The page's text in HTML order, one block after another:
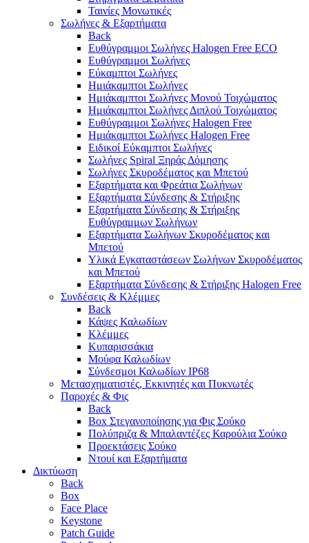
Ταινίες Μονωτικές
Σωλήνες & Εξαρτήματα
Back
Ευθύγραμμοι Σωλήνες Halogen Free ECO
Ευθύγραμμοι Σωλήνες
Εύκαμπτοι Σωλήνες
Ημιάκαμπτοι Σωλήνες
Ημιάκαμπτοι Σωλήνες Μονού Τοιχώματος
Ημιάκαμπτοι Σωλήνες Διπλού Τοιχώματος
Ευθύγραμμοι Σωλήνες Halogen Free
Ημιάκαμπτοι Σωλήνες Halogen Free
Ειδικοί Εύκαμπτοι Σωλήνες
Σωλήνες Spiral Ξηράς Δόμησης
Σωλήνες Σκυροδέματος και Μπετού
Εξαρτήματα και Φρεάτια Σωλήνων
Εξαρτήματα Σύνδεσης & Στήριξης
Εξαρτήματα Σύνδεσης & Στήριξης
Ευθύγραμμων Σωλήνων
Εξαρτήματα Σωλήνων Σκυροδέματος και
Μπετού
Υλικά Εγκαταστάσεων Σωλήνων Σκυροδέματος
και Μπετού
Εξαρτήματα Σύνδεσης & Στήριξης Halogen Free
Συνδέσεις & Κλέμμες
Back
Κάψες Καλωδίων
Κλέμμες
Κυπαρισσάκια
Μούφα Καλωδίων
Σύνδεσμοι Καλωδίων IP68
Μετασχηματιστές, Εκκινητές και Πυκνωτές
Παροχές & Φις
Back
Box Στεγανοποίησης για Φις Σούκο
Πολύπριζα & Μπαλαντέζες Καρούλια Σούκο
Προεκτάσεις Σούκο
Ντουί και Εξαρτήματα
Δικτύωση
Back
Box
Face Place
Keystone
Patch Guide